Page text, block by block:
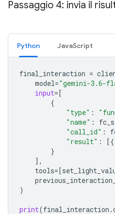
Passaggio 4: invia il
Python JavaScript
final_interaction =
model="gemini-3.6-
input= [
{
"type" :
"name" :
"call_id" :
"result" : [{
}
],
tools= [
)
print(final_interaction .